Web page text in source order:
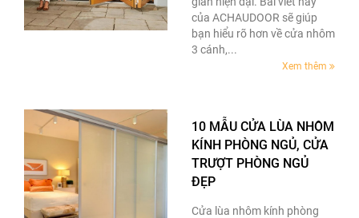
của ACHAUDOOR sẽ giúp
bạn hiểu rõ hơn về cửa nhôm
3 cánh,...
Xem thêm
10 MẪU CỬA LÙA NHÔM
KÍNH PHÒNG NGỦ, CỬA
TRƯỢT PHÒNG NGỦ
ĐẸP
Cửa lùa nhôm kính phòng